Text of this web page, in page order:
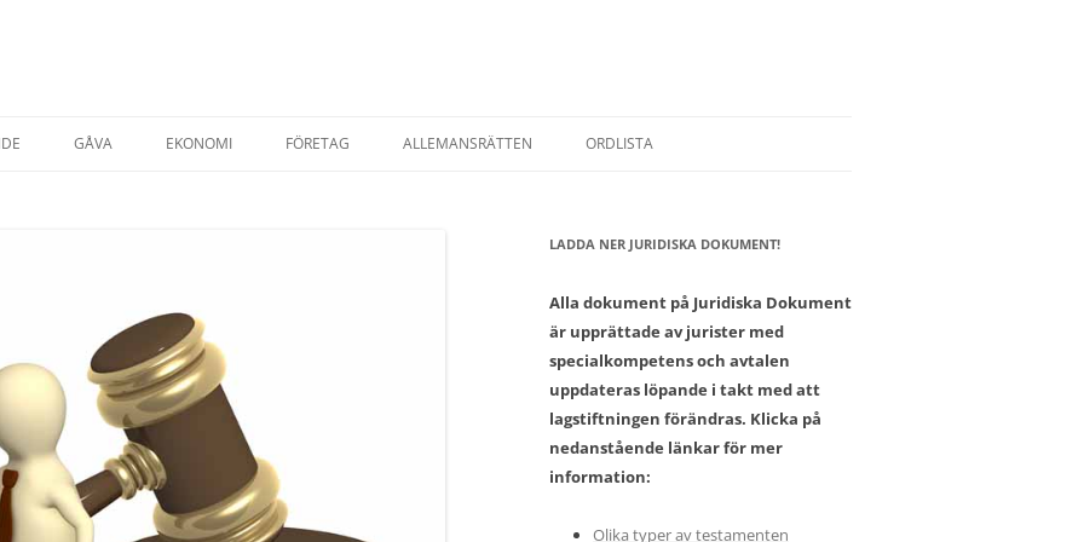
AV BOSTAD
GÅVA EKONOMI
SKATT PRIVATPERSONER
FÖRETAG ALLEMANSRÄTTEN ORDLISTA
LADDA NER JURIDISKA DOKUMENT!
Alla dokument på Juridiska Dokument
är upprättade av jurister med
specialkompetens och avtalen
uppdateras löpande i takt med att
lagstiftningen förändras. Klicka på
nedanstående länkar för mer
information:
Olika typer av testamenten